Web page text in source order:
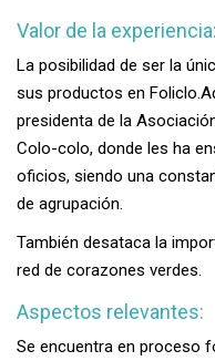
Valor de la experiencia:
La posibilidad de ser la
sus productos en Foliclo.
presidenta de la
Colo-colo, donde les ha
oficios, siendo una
de agrupación.
También desataca la
red de corazones verdes.
Aspectos relevantes:
Se encuentra en proceso